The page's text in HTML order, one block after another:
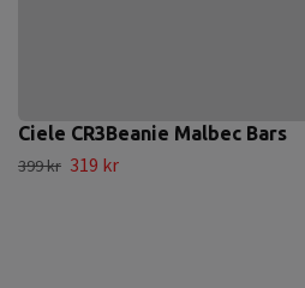
Ciele CR3Beanie Malbec Bars
399 kr 319 kr